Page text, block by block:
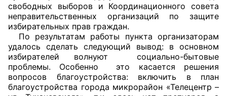
Общественные советы
Общественные советы при территориальных
органах федеральных органов
исполнительной власти
Общественные советы по проведению
свободных выборов и Координационного совета
неправительственных организаций по защите
избирательных прав граждан.
По результатам работы пункта организаторам
удалось сделать следующий вывод: в основном
избирателей волнуют социально-бытовые
проблемы. Особенно это касается решения
вопросов благоустройства: включить в план
благоустройства города микрорайон «Телецентр –